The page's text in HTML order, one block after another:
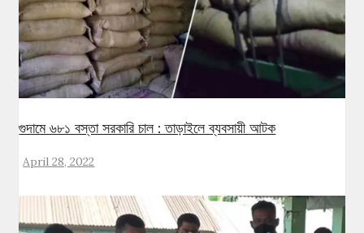
গুদামে ৬৮১ বস্তা সরকারি চাল : তাড়াইলে ব্যবসায়ী আটক
April 28, 2022